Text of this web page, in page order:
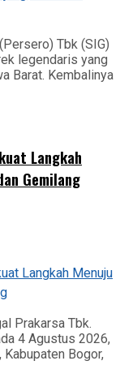
Tbk (SIG)
legendaris yang
Barat. Kembalinya
Langkah
Gemilang
Prakarsa Tbk.
4 Agustus 2026,
Bogor,